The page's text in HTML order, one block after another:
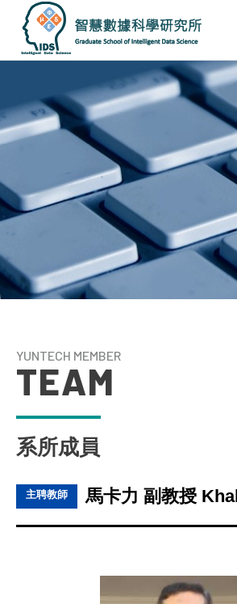
國
立
雲
林
科
技
大
學
據
科
學
研
所
YUNTECH MEMBER
TEAM
系所成員
主聘教師 馬卡力 副教授